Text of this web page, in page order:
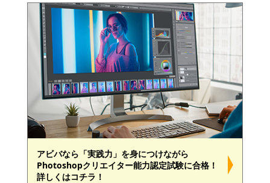
アビバなら「実践力」を身につけながら
Photoshopクリエイター能力認定試験に合格！
詳しくはコチラ！